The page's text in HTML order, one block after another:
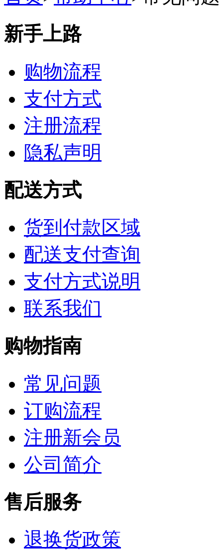
新手上路
购物流程
支付方式
注册流程
隐私声明
配送方式
货到付款区域
配送支付查询
支付方式说明
联系我们
购物指南
常见问题
订购流程
注册新会员
公司简介
售后服务
退换货政策